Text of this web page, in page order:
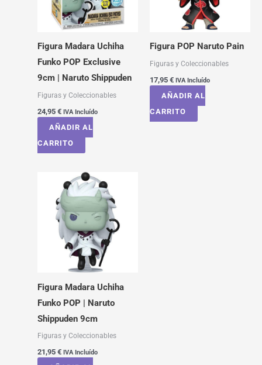
Figura Madara Uchiha
Funko POP Exclusive
9cm | Naruto Shippuden
Figuras y Coleccionables
24,95 € IVA Incluído
AÑADIR AL
CARRITO
Figura POP Naruto Pain
Figuras y Coleccionables
17,95 € IVA Incluído
AÑADIR AL
CARRITO
Figura Madara Uchiha
Funko POP | Naruto
Shippuden 9cm
Figuras y Coleccionables
21,95 € IVA Incluído